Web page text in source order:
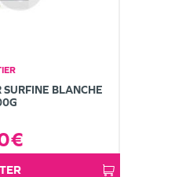
SURFINE BLANCHE